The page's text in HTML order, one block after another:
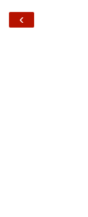
‹